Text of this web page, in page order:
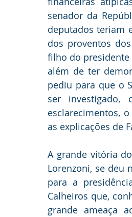
senador da
deputados teriam
dos proventos
filho do presidente
além de ter
pediu para que o
ser investigado,
esclarecimentos,
as explicações de
A grande vitória
Lorenzoni, se deu
para a
Calheiros que,
grande ameaça